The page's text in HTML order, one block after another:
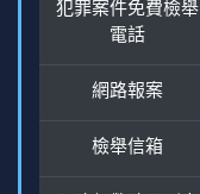
犯罪案件免費檢舉
電話
網路報案
檢舉信箱